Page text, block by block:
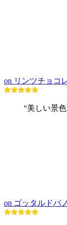
on リンツチョコ
“美しい景
on ゴッタルドパ